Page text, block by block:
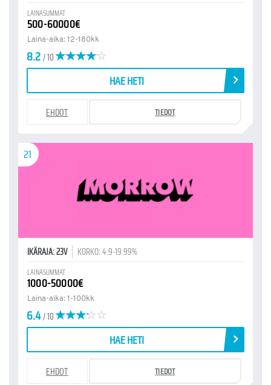
LAINASUMMAT
500-60000€
Laina-aika: 12-180kk
8.2/ 10
HAE HETI
EHDOT TIEDOT
21
IKÄRAJA: 23V KORKO: 4.9-19.99%
LAINASUMMAT
1000-50000€
Laina-aika: 1-100kk
6.4/ 10
HAE HETI
EHDOT TIEDOT